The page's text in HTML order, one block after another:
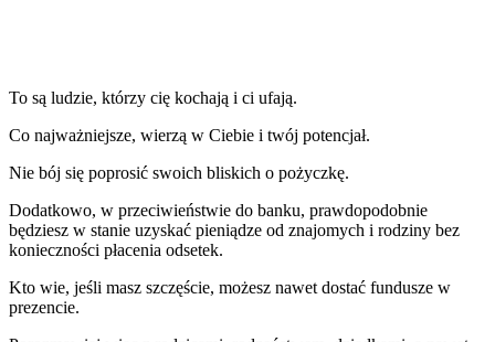
To są ludzie, którzy cię kochają i ci ufają.
Co najważniejsze, wierzą w Ciebie i twój potencjał.
Nie bój się poprosić swoich bliskich o pożyczkę.
Dodatkowo, w przeciwieństwie do banku, prawdopodobnie
będziesz w stanie uzyskać pieniądze od znajomych i rodziny bez
konieczności płacenia odsetek.
Kto wie, jeśli masz szczęście, możesz nawet dostać fundusze w
prezencie.